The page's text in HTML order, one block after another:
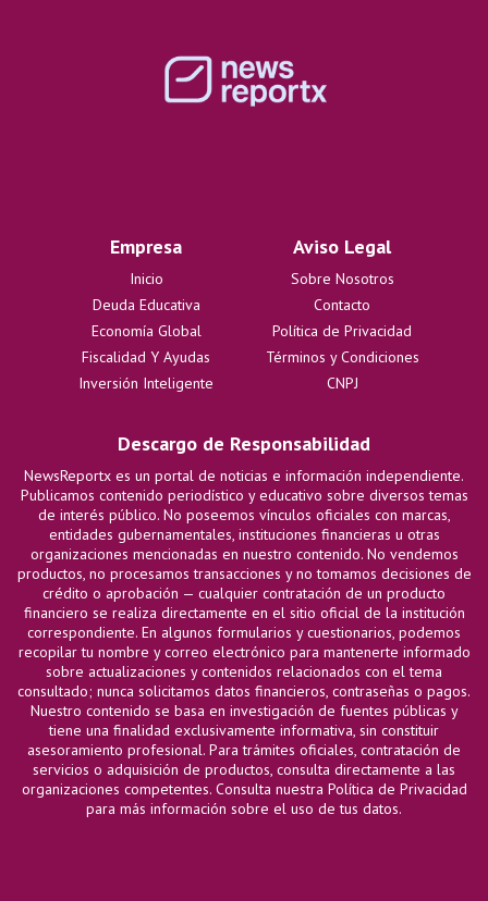
Empresa
Inicio
Deuda Educativa
Economía Global
Fiscalidad Y Ayudas
Inversión Inteligente
Aviso Legal
Sobre Nosotros
Contacto
Política de Privacidad
Términos y Condiciones
CNPJ
Descargo de Responsabilidad
NewsReportx es un portal de noticias e información independiente.
Publicamos contenido periodístico y educativo sobre diversos temas
de interés público. No poseemos vínculos oficiales con marcas,
entidades gubernamentales, instituciones financieras u otras
organizaciones mencionadas en nuestro contenido. No vendemos
productos, no procesamos transacciones y no tomamos decisiones de
crédito o aprobación — cualquier contratación de un producto
financiero se realiza directamente en el sitio oficial de la institución
correspondiente. En algunos formularios y cuestionarios, podemos
recopilar tu nombre y correo electrónico para mantenerte informado
sobre actualizaciones y contenidos relacionados con el tema
consultado; nunca solicitamos datos financieros, contraseñas o pagos.
Nuestro contenido se basa en investigación de fuentes públicas y
tiene una finalidad exclusivamente informativa, sin constituir
asesoramiento profesional. Para trámites oficiales, contratación de
servicios o adquisición de productos, consulta directamente a las
organizaciones competentes. Consulta nuestra Política de Privacidad
para más información sobre el uso de tus datos.